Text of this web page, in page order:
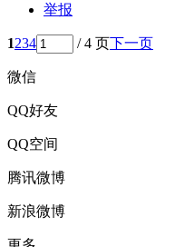
举报
1234 / 4 页下一页
微信
QQ好友
QQ空间
腾讯微博
新浪微博